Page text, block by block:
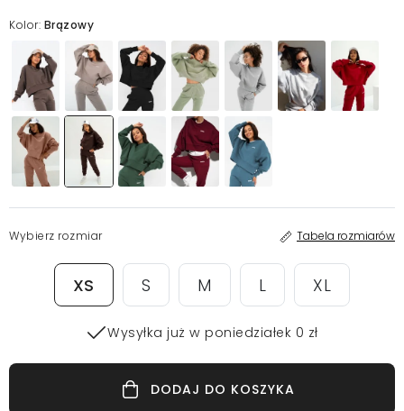
Kolor: Brązowy
Wybierz rozmiar Tabela rozmiarów
XS S M L XL
Wysyłka już w poniedziałek 0 zł
DODAJ DO KOSZYKA